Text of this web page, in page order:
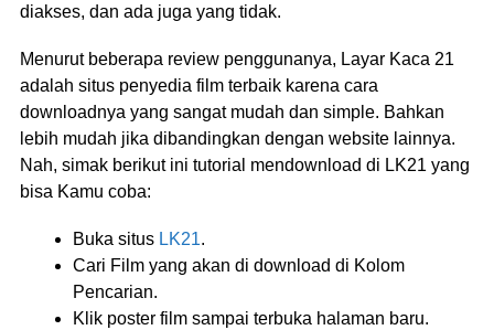
diakses, dan ada juga yang tidak.
Menurut beberapa review penggunanya, Layar Kaca 21
adalah situs penyedia film terbaik karena cara
downloadnya yang sangat mudah dan simple. Bahkan
lebih mudah jika dibandingkan dengan website lainnya.
Nah, simak berikut ini tutorial mendownload di LK21 yang
bisa Kamu coba:
Buka situs LK21.
Cari Film yang akan di download di Kolom
Pencarian.
Klik poster film sampai terbuka halaman baru.